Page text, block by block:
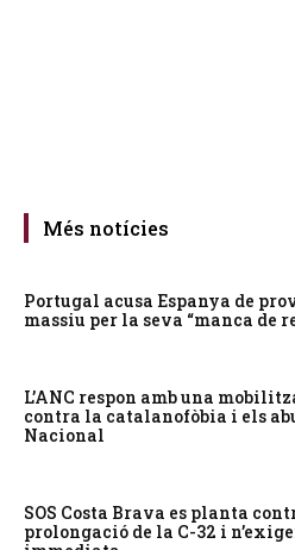
Més notícies
Portugal acusa Espanya de
massiu per la seva “manca de
L’ANC respon amb una
contra la catalanofòbia i els
Nacional
SOS Costa Brava es planta
prolongació de la C-32 i